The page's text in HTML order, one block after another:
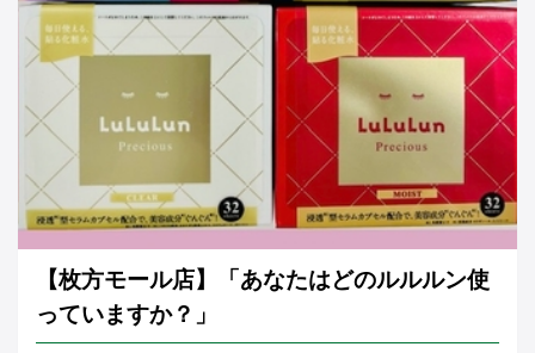
【枚方モール店】「あなたはどのルルルン使
っていますか？」